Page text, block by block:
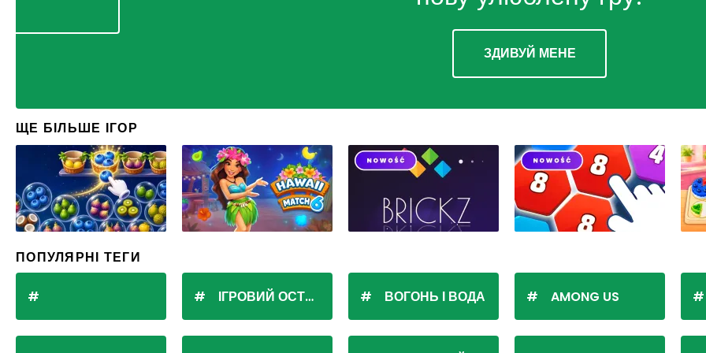
ЗДИВУЙ МЕНЕ
ЩЕ БІЛЬШЕ ІГОР
ПОПУЛЯРНІ ТЕГИ
ІГРОВИЙ ОСТРІВ ВОГОНЬ І ВОДА AMONG US